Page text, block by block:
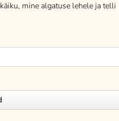
mine algatuse lehele ja telli